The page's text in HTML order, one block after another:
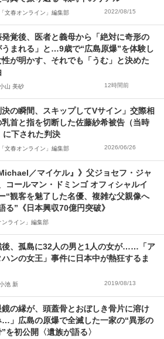
「文春オンライン」編集部 2022/08/15
発覚後、医者と義母から「絶対に奇形の
うまれる」と…9歳で“広島原爆”を体験し
性が明かす、それでも「うむ」と決めた
山 美砂 12時間前
決の瞬間、スキップしてVサイン」交際相
乳首と指を切断した佐藤紗希被告（当時
に下された判決
「文春オンライン」編集部 2026/06/26
／マイケル』》父ジョセフ・ジャ
コールマン・ドミンゴ オフィシャルイ
“観客を魅了した名優、複雑な父親像へ
る”《日本興収70億円突破》
ンライン」編集部
後、孤島に32人の男と1人の女が……「ア
ンの女王」事件に日本中が熱狂するま
池 新 2019/08/13
鏡の縁が、頭蓋骨とおぼしき骨片に溶け
…」広島の原爆で全滅した一家の“異形の
を初公開〈遺族が語る〉